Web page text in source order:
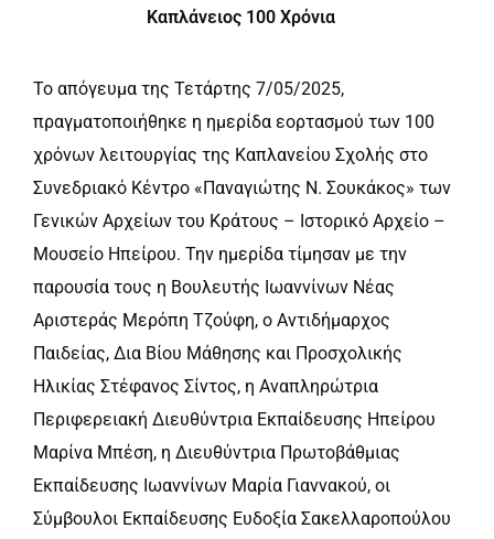
Καπλάνειος 100 Χρόνια
Το απόγευμα της Τετάρτης 7/05/2025,
πραγματοποιήθηκε η ημερίδα εορτασμού των 100
χρόνων λειτουργίας της Καπλανείου Σχολής στο
Συνεδριακό Κέντρο «Παναγιώτης Ν. Σουκάκος» των
Γενικών Αρχείων του Κράτους – Ιστορικό Αρχείο –
Μουσείο Ηπείρου. Την ημερίδα τίμησαν με την
παρουσία τους η Βουλευτής Ιωαννίνων Νέας
Αριστεράς Μερόπη Τζούφη, ο Αντιδήμαρχος
Παιδείας, Δια Βίου Μάθησης και Προσχολικής
Ηλικίας Στέφανος Σίντος, η Αναπληρώτρια
Περιφερειακή Διευθύντρια Εκπαίδευσης Ηπείρου
Μαρίνα Μπέση, η Διευθύντρια Πρωτοβάθμιας
Εκπαίδευσης Ιωαννίνων Μαρία Γιαννακού, οι
Σύμβουλοι Εκπαίδευσης Ευδοξία Σακελλαροπούλου